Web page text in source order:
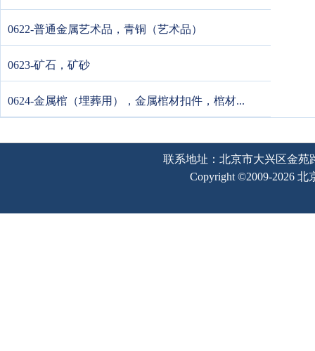
0622-普通金属艺术品，青铜（艺术品）
0623-矿石，矿砂
0624-金属棺（埋葬用），金属棺材扣件，棺材...
联系地址：北京市大兴区金苑
Copyright ©2009-2026 北